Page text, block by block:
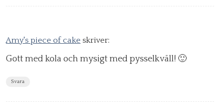
Amy's piece of cake skriver:
Gott med kola och mysigt med pysselkväll! 🙂
Svara